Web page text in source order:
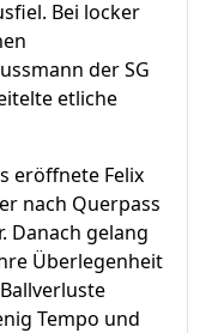
Bei locker
der SG
etliche
eröffnete Felix
nach Querpass
Danach gelang
Überlegenheit
Tempo und